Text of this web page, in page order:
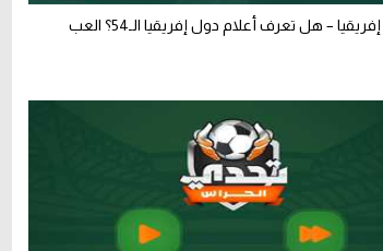
لعبة أمم إفريقيا – هل تعرف أعلام دول إفريقيا الـ54؟ العب